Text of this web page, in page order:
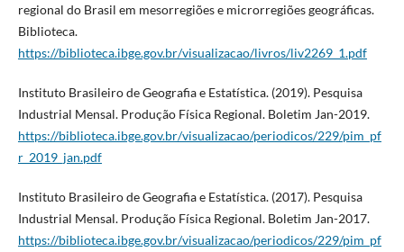
regional do Brasil em mesorregiões e microrregiões geográficas.
Biblioteca.
https://biblioteca.ibge.gov.br/visualizacao/livros/liv2269_1.pdf
Instituto Brasileiro de Geografia e Estatística. (2019). Pesquisa
Industrial Mensal. Produção Física Regional. Boletim Jan-2019.
https://biblioteca.ibge.gov.br/visualizacao/periodicos/229/pim_pf
r_2019_jan.pdf
Instituto Brasileiro de Geografia e Estatística. (2017). Pesquisa
Industrial Mensal. Produção Física Regional. Boletim Jan-2017.
https://biblioteca.ibge.gov.br/visualizacao/periodicos/229/pim_pf